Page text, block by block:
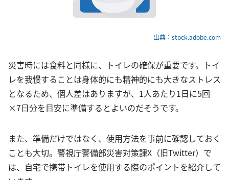
出典：stock.adobe.com
災害時には食料と同様に、トイレの確保が重要です。トイ
レを我慢することは身体的にも精神的にも大きなストレス
となるため、個人差はありますが、1人あたり1日に5回
×7日分を目安に準備するとよいのだそうです。
また、準備だけではなく、使用方法を事前に確認しておく
ことも大切。警視庁警備部災害対策課X（旧Twitter）で
は、自宅で携帯トイレを使用する際のポイントを紹介して